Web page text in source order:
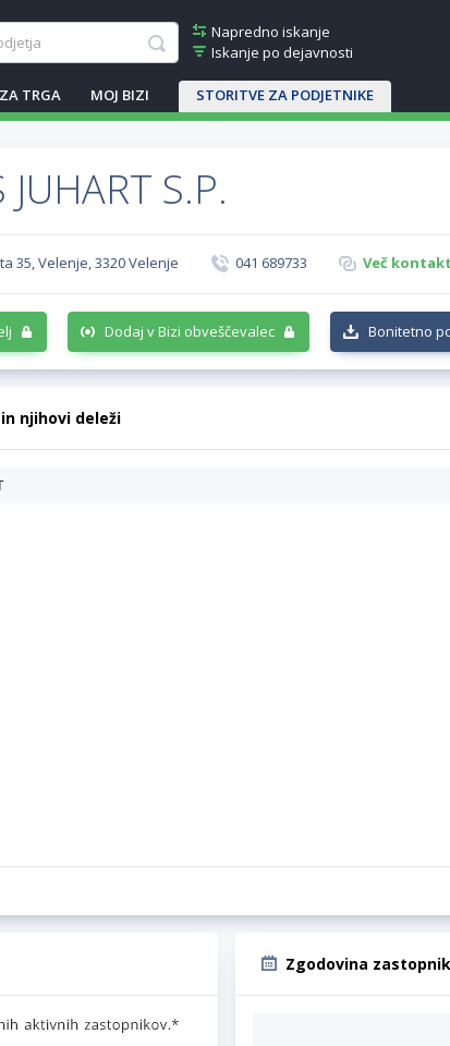
Napredno iskanje
Iskanje po dejavnosti
TRGA MOJ BIZI STORITVE ZA PODJETNIKE
JUHART S.P.
35, Velenje, 3320 Velenje 041 689733 Več
Dodaj v Bizi obveščevalec Bonitetno
njihovi deleži
Zgodovina